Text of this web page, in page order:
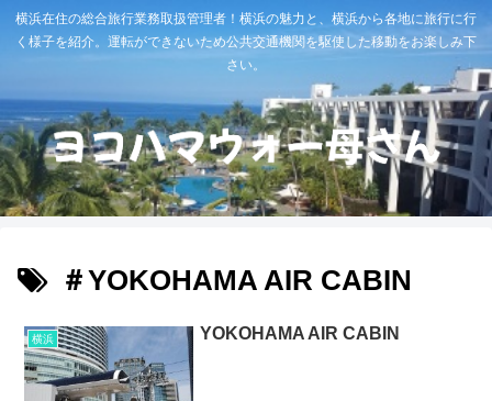
横浜在住の総合旅行業務取扱管理者！横浜の魅力と、横浜から各地に旅行に行
く様子を紹介。運転ができないため公共交通機関を駆使した移動をお楽しみ下
さい。
＃YOKOHAMA AIR CABIN
横浜 YOKOHAMA AIR CABIN